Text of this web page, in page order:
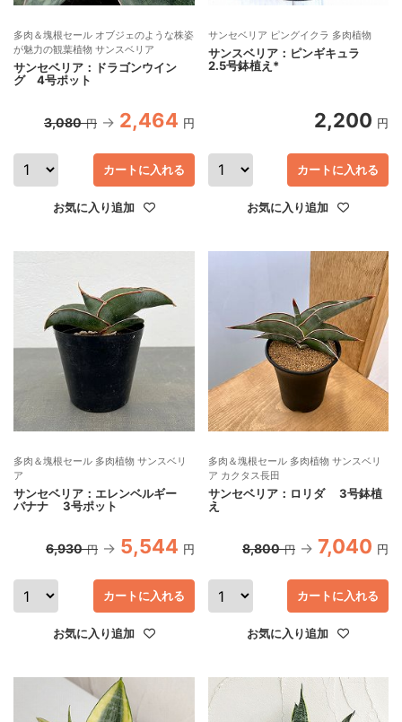
多肉＆塊根セール オブジェのような株姿
が魅力の観葉植物 サンスベリア
サンセベリア：ドラゴンウイン
グ 4号ポット
3,080 円 2,464 円
お気に入り追加
カートに入れる
サンセベリア ピングイクラ 多肉植物
サンスベリア：ピンギキュラ
2.5号鉢植え*
2,200 円
お気に入り追加
カートに入れる
多肉＆塊根セール 多肉植物 サンスベリ
ア
サンセベリア：エレンベルギー
バナナ 3号ポット
6,930 円 5,544 円
お気に入り追加
カートに入れる
多肉＆塊根セール 多肉植物 サンスベリ
ア カクタス長田
サンセベリア：ロリダ 3号鉢植
え
8,800 円 7,040 円
お気に入り追加
カートに入れる